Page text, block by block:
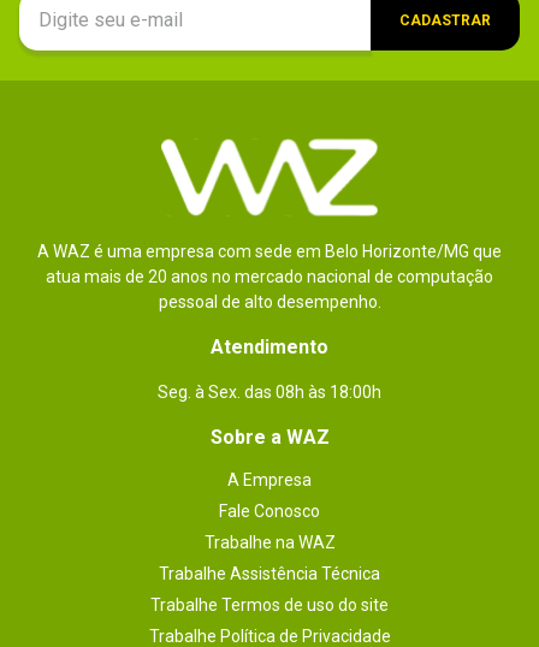
CADASTRAR
A WAZ é uma empresa com sede em Belo Horizonte/MG que
atua mais de 20 anos no mercado nacional de computação
pessoal de alto desempenho.
Atendimento
Seg. à Sex. das 08h às 18:00h
Sobre a WAZ
A Empresa
Fale Conosco
Trabalhe na WAZ
Trabalhe Assistência Técnica
Trabalhe Termos de uso do site
Trabalhe Política de Privacidade